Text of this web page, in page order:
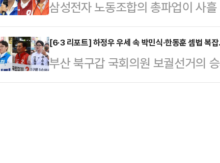
물리적 안보 위협을 선제적으로 공
다…
라는 정치권 일부의 평가절하도 존
보 경쟁력을 제대로 평가받기 위한
18일 서울 영등포구 청년취업사관
께 '청년취업사관학교'(청취사) 수
원을 시작으로 이…
삼성전자 노동조합의 총파업이 사
들이 노사 타협을 위해 팔을 걷어붙
식에 돌입했고, 조응천 개혁신당 후
분위기를 살폈다. 반면 추미애 더불
않고 있다.양향자 후보는 18일 오
[6·3 리포트] 하정우 우세 속 박민식·한동훈 셈법 복
부산 북구갑 국회의원 보궐선거의
가 꼽히고 있지만 정치권에서는 가